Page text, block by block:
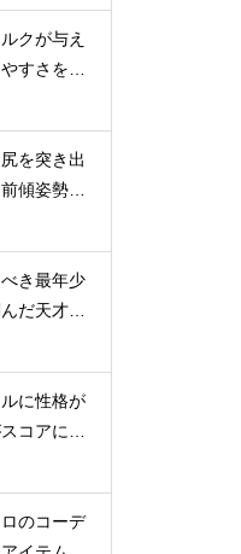
クが与え
すさを決
を突き出
傾姿勢を
き最年少
だ天才少
に性格が
コアに直
のコーデ